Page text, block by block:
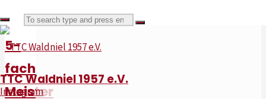
Search
for:
Search
TTC Waldniel 1957 e.V.
Instagram
dazu"Saisonheft
ist
online"
5-
fach
Meister